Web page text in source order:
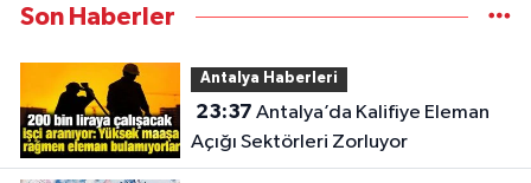
Son Haberler
Antalya Haberleri
23:37
Açığı Sektörleri Zorluyor